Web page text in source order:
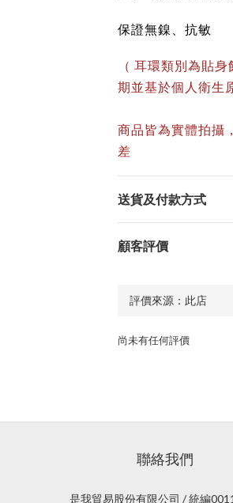
保證無鎳、抗敏
（ 耳環類別為貼
期並基於個人衛生
商品皆為實體拍攝
差
送貨及付款方式
顧客評價
尚未有任何評價
聯絡我們
是我貿易股份有限公司 / 統編